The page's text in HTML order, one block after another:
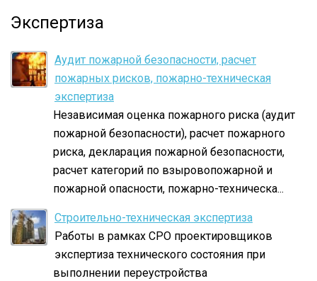
Экспертиза
Аудит пожарной безопасности, расчет
пожарных рисков, пожарно-техническая
экспертиза
Независимая оценка пожарного риска (аудит
пожарной безопасности), расчет пожарного
риска, декларация пожарной безопасности,
расчет категорий по взыровопожарной и
пожарной опасности, пожарно-техническа...
Строительно-техническая экспертиза
Работы в рамках СРО проектировщиков
экспертиза технического состояния при
выполнении переустройства